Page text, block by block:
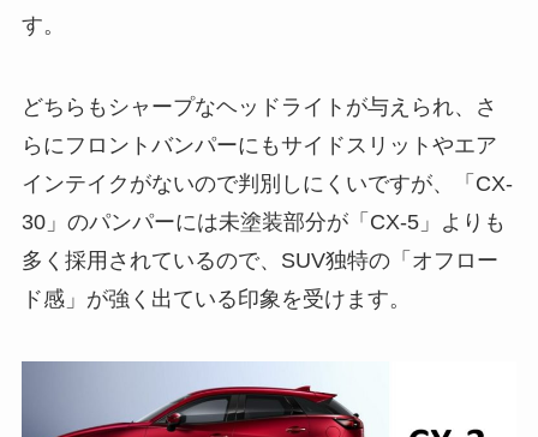
す。
どちらもシャープなヘッドライトが与えられ、さ
らにフロントバンパーにもサイドスリットやエア
インテイクがないので判別しにくいですが、「CX-
30」のパンパーには未塗装部分が「CX-5」よりも
多く採用されているので、SUV独特の「オフロー
ド感」が強く出ている印象を受けます。